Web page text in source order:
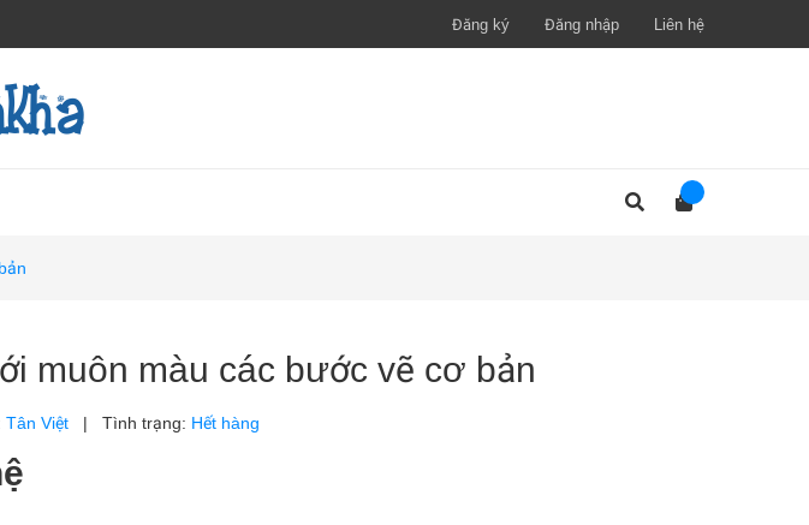
Đăng ký Đăng nhập Liên hệ
muôn màu các bước vẽ cơ bản
Tân Việt | Tình trạng: Hết hàng